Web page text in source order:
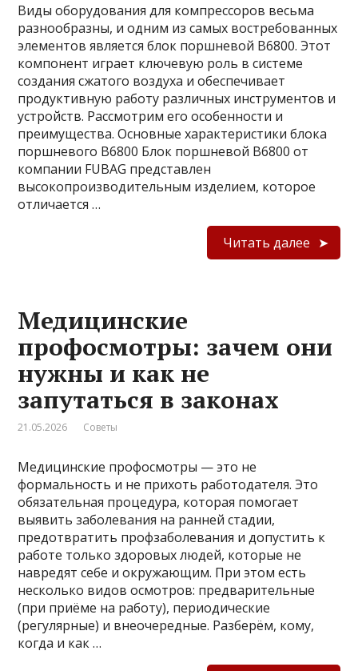
Виды оборудования для компрессоров весьма
разнообразны, и одним из самых востребованных
элементов является блок поршневой B6800. Этот
компонент играет ключевую роль в системе
создания сжатого воздуха и обеспечивает
продуктивную работу различных инструментов и
устройств. Рассмотрим его особенности и
преимущества. Основные характеристики блока
поршневого B6800 Блок поршневой B6800 от
компании FUBAG представлен
высокопроизводительным изделием, которое
отличается …
Читать далее
Медицинские
профосмотры: зачем они
нужны и как не
запутаться в законах
21.05.2026 Советы
Медицинские профосмотры — это не
формальность и не прихоть работодателя. Это
обязательная процедура, которая помогает
выявить заболевания на ранней стадии,
предотвратить профзаболевания и допустить к
работе только здоровых людей, которые не
навредят себе и окружающим. При этом есть
несколько видов осмотров: предварительные
(при приёме на работу), периодические
(регулярные) и внеочередные. Разберём, кому,
когда и как …